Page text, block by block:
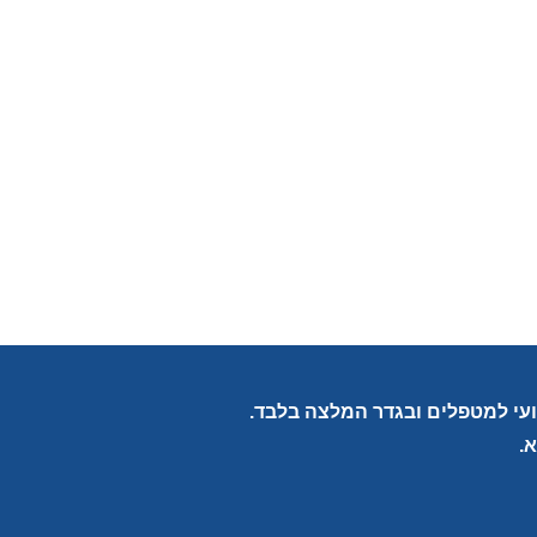
למטפלים ובגדר המלצה בלבד.